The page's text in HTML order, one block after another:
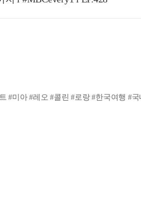
#미아 #레오 #콜린 #로랑 #한국여행 #